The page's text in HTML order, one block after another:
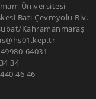
Üniversitesi
Batı Çevreyolu Blv.
Kahramanmaraş
64031
34 34
440 46 46